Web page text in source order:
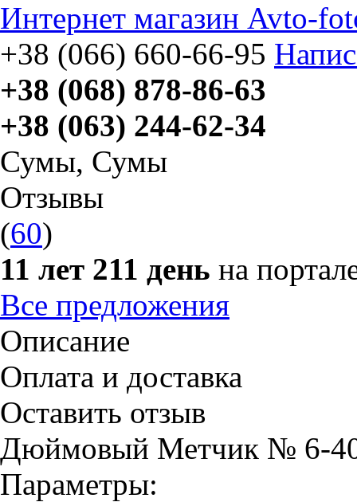
Интернет магазин Avto-
+38 (066) 660-66-95
+38 (068) 878-86-63
+38 (063) 244-62-34
Сумы, Сумы
Отзывы
(60)
11 лет 211 день на
Все предложения
Описание
Оплата и доставка
Оставить отзыв
Дюймовый Метчик № 6-40
Параметры: